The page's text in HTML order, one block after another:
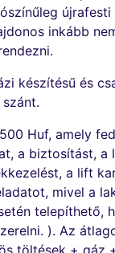
újrafesti
inkább
készítésű és
Huf, amely
a biztosítást, a
a lift
mivel a
telepíthető,
). Az
töltések + gáz